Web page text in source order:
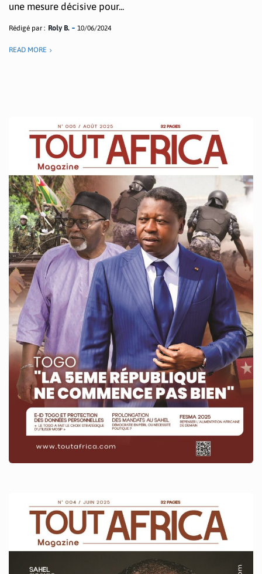
une mesure décisive pour...
Rédigé par : Roly B. 10/06/2024
READ MORE